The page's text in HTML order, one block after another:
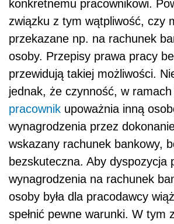
konkretnemu pracownikowi.
związku z tym wątpliwość, czy
przekazane np. na rachunek
osoby. Przepisy prawa pracy
przewidują takiej możliwości.
jednak, że czynność, w
pracownik upoważnia inną
wynagrodzenia przez
wskazany rachunek bankowy,
bezskuteczna. Aby dyspozycja
wynagrodzenia na rachunek
osoby była dla pracodawcy
spełnić pewne warunki. W tym